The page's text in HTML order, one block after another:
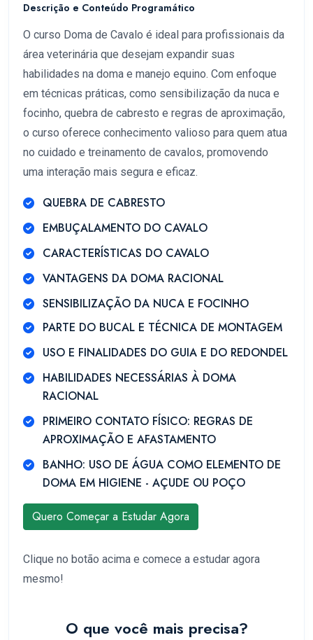
Descrição e Conteúdo Programático
O curso Doma de Cavalo é ideal para profissionais da
área veterinária que desejam expandir suas
habilidades na doma e manejo equino. Com enfoque
em técnicas práticas, como sensibilização da nuca e
focinho, quebra de cabresto e regras de aproximação,
o curso oferece conhecimento valioso para quem atua
no cuidado e treinamento de cavalos, promovendo
uma interação mais segura e eficaz.
QUEBRA DE CABRESTO
EMBUÇALAMENTO DO CAVALO
CARACTERÍSTICAS DO CAVALO
VANTAGENS DA DOMA RACIONAL
SENSIBILIZAÇÃO DA NUCA E FOCINHO
PARTE DO BUCAL E TÉCNICA DE MONTAGEM
USO E FINALIDADES DO GUIA E DO REDONDEL
HABILIDADES NECESSÁRIAS À DOMA
RACIONAL
PRIMEIRO CONTATO FÍSICO: REGRAS DE
APROXIMAÇÃO E AFASTAMENTO
BANHO: USO DE ÁGUA COMO ELEMENTO DE
DOMA EM HIGIENE - AÇUDE OU POÇO
Quero Começar a Estudar Agora
Clique no botão acima e comece a estudar agora
mesmo!
O que você mais precisa?